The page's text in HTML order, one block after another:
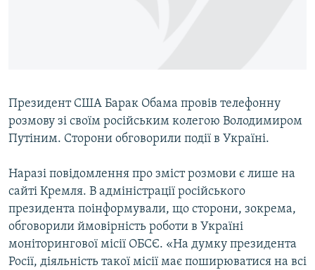
Президент США Барак Обама провів телефонну
розмову зі своїм російським колегою Володимиром
Путіним. Сторони обговорили події в Україні.
Наразі повідомлення про зміст розмови є лише на
сайті Кремля. В адміністрації російського
президента поінформували, що сторони, зокрема,
обговорили ймовірність роботи в Україні
моніторингової місії ОБСЄ. «На думку президента
Росії, діяльність такої місії має поширюватися на всі